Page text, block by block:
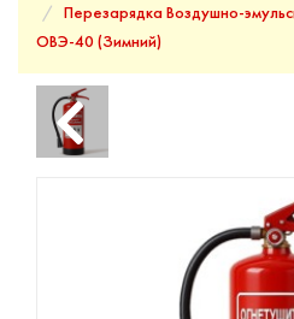
Перезарядка Воздушно-
ОВЭ-40 (Зимний)